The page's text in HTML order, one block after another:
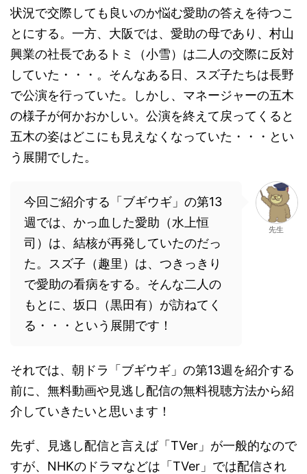
状況で交際しても良いのか悩む愛助の答えを待つこ
とにする。一方、大阪では、愛助の母であり、村山
興業の社長であるトミ（小雪）は二人の交際に反対
していた・・・。そんなある日、スズ子たちは長野
で公演を行っていた。しかし、マネージャーの五木
の様子が何かおかしい。公演を終えて戻ってくると
五木の姿はどこにも見えなくなっていた・・・とい
う展開でした。
今回ご紹介する「ブギウギ」の第13
週では、かっ血した愛助（水上恒
司）は、結核が再発していたのだっ
た。スズ子（趣里）は、つきっきり
で愛助の看病をする。そんな二人の
もとに、坂口（黒田有）が訪ねてく
る・・・という展開です！
先生
それでは、朝ドラ「ブギウギ」の第13週を紹介する
前に、無料動画や見逃し配信の無料視聴方法から紹
介していきたいと思います！
先ず、見逃し配信と言えば「TVer」が一般的なので
すが、NHKのドラマなどは「TVer」では配信され